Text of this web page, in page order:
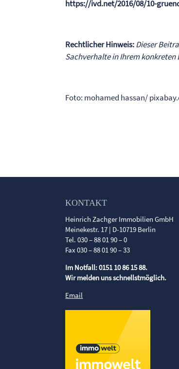
https://ivd.net/2016/08/10-
Rechtlicher Hinweis:Dieser
Sachverhalte in Ihrem
Foto: mohamed hassan/
KONTAKT
Heinrich Zachger Immobilien GmbH
Meinekestr. 17 | D-10719 Berlin
Tel. 030 – 88 01 90 – 0
Fax 030 – 88 01 90 – 33
Im Notfall: 0151 10 86 15 88.
Wir melden uns schnellstmöglich.
Email